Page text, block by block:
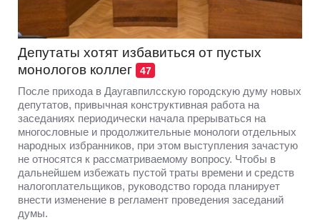
Депутаты хотят избавиться от пустых
монологов коллег
47
После прихода в Даугавпилсскую городскую думу новых
депутатов, привычная конструктивная работа на
заседаниях периодически начала прерываться на
многословные и продолжительные монологи отдельных
народных избранников, при этом выступления зачастую
не относятся к рассматриваемому вопросу. Чтобы в
дальнейшем избежать пустой траты времени и средств
налогоплательщиков, руководство города планирует
внести изменение в регламент проведения заседаний
думы.